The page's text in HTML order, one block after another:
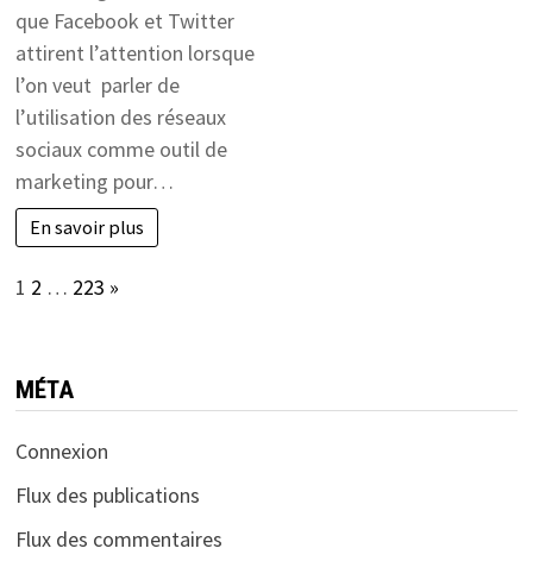
que Facebook et Twitter
attirent l’attention lorsque
l’on veut parler de
l’utilisation des réseaux
sociaux comme outil de
marketing pour…
En savoir plus
Page:
1 2 … 223 Next
»
MÉTA
Connexion
Flux des publications
Flux des commentaires